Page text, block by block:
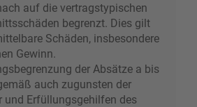
auf die vertragstypischen
begrenzt. Dies gilt
Schäden, insbesondere
Gewinn.
der Absätze a bis
auch zugunsten der
und Erfüllungsgehilfen des